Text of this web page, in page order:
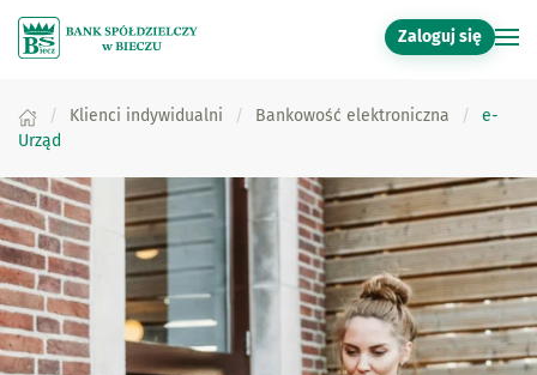
Zaloguj się
Klienci indywidualni Bankowość elektroniczna
e-
Urząd